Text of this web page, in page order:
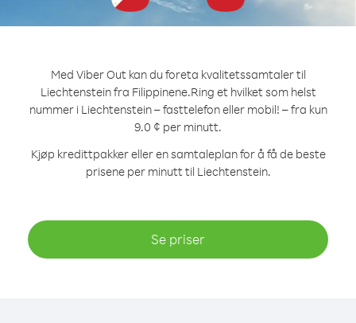
Med Viber Out kan du foreta kvalitetssamtaler til
Liechtenstein fra Filippinene.Ring et hvilket som helst
nummer i Liechtenstein – fasttelefon eller mobil! – fra kun
9.0 ¢ per minutt.
Kjøp kredittpakker eller en samtaleplan for å få de beste
prisene per minutt til Liechtenstein.
Se priser